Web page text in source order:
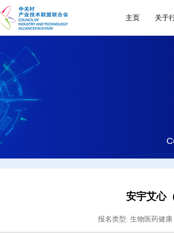
主页 关于
安宇艾心
报名类型: 生物医药健